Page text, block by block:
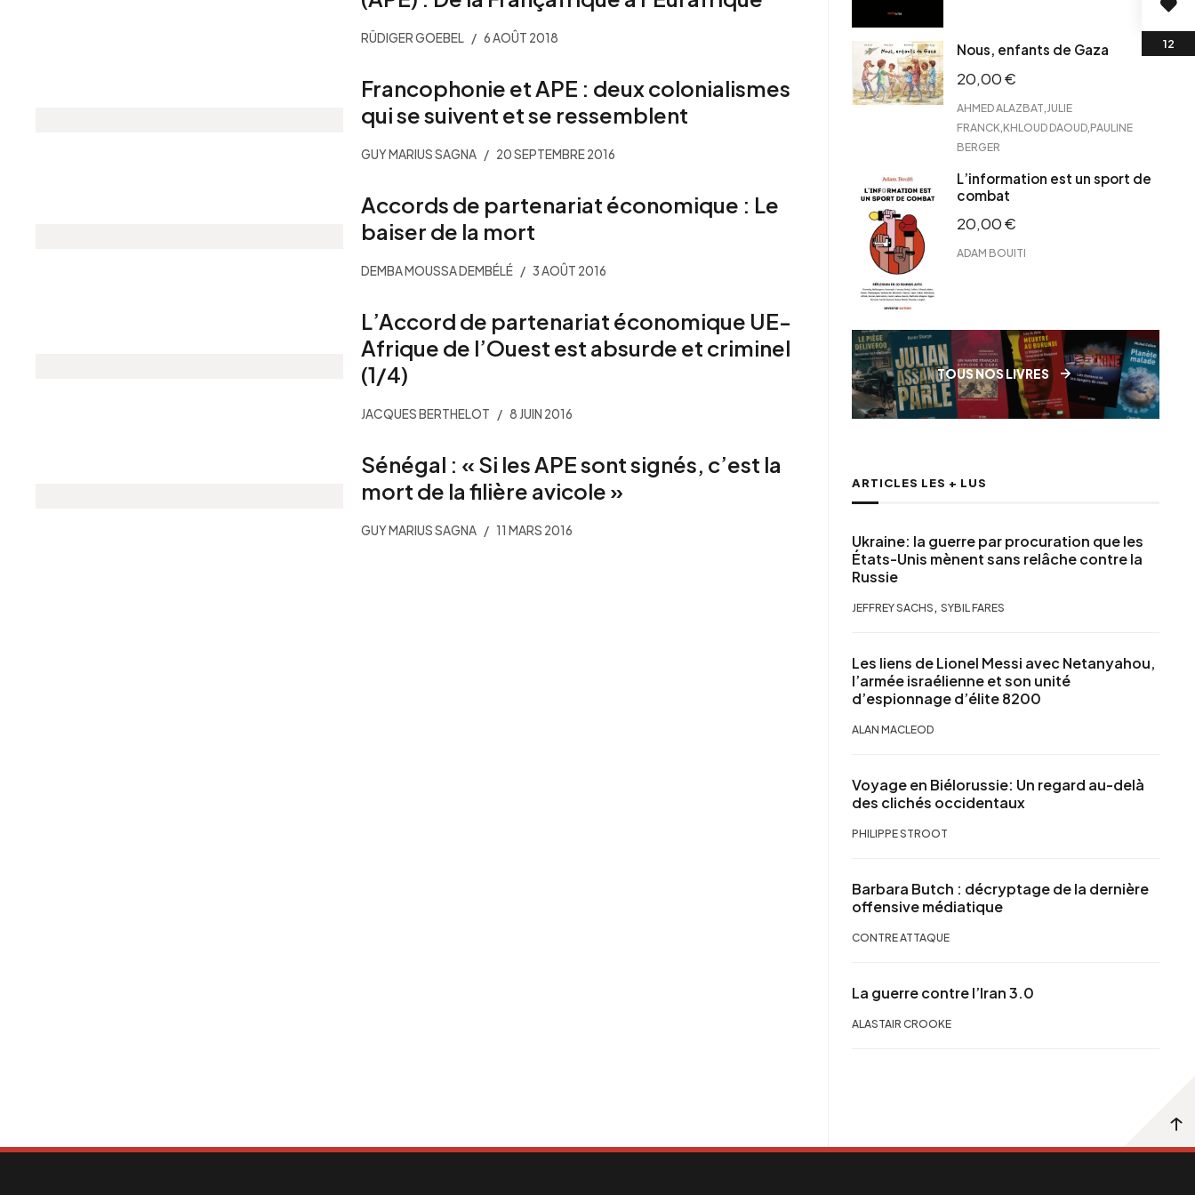
RÜDIGER GOEBEL 6 AOÛT 2018
Francophonie et APE : deux colonialismes
qui se suivent et se ressemblent
GUY MARIUS SAGNA 20 SEPTEMBRE 2016
Accords de partenariat économique : Le
baiser de la mort
DEMBA MOUSSA DEMBÉLÉ 3 AOÛT 2016
L’Accord de partenariat économique UE-
Afrique de l’Ouest est absurde et criminel
(1/4)
JACQUES BERTHELOT 8 JUIN 2016
Sénégal : « Si les APE sont signés, c’est la
mort de la filière avicole »
GUY MARIUS SAGNA 11 MARS 2016
Nous, enfants de Gaza
20,00€
AHMED ALAZBAT JULIE
FRANCK KHLOUD DAOUD PAULINE
BERGER
L’information est un sport de
combat
20,00€
ADAM BOUITI
TOUS NOS LIVRES
ARTICLES LES + LUS
Ukraine: la guerre par procuration que les
États-Unis mènent sans relâche contre la
Russie
JEFFREY SACHS , SYBIL FARES
Les liens de Lionel Messi avec Netanyahou,
l’armée israélienne et son unité
d’espionnage d’élite 8200
ALAN MACLEOD
Voyage en Biélorussie: Un regard au-delà
des clichés occidentaux
PHILIPPE STROOT
Barbara Butch : décryptage de la dernière
offensive médiatique
CONTRE ATTAQUE
La guerre contre l’Iran 3.0
ALASTAIR CROOKE